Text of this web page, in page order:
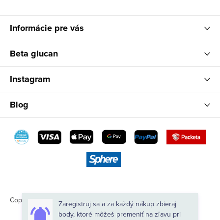
Informácie pre vás
Beta glucan
Instagram
Blog
Copyright 2026Natures . Všetky práva vyhradené.
ďalšej objednávke.